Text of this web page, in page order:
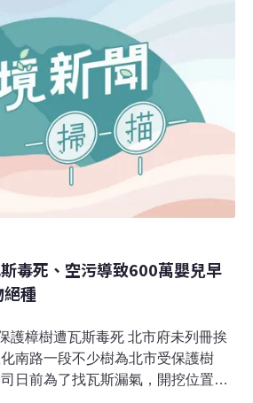
用水需求持平，灌溉用水及公有水
他產業亦持續抽水，使得地下水位
積增加。為因應極端氣候及地層下
溪河槽地下水補注外，縣府也積極
毒死、空污導致600萬嬰兒早
種
護樟樹遭瓦斯毒死 北市府未列冊挨
南路一段不少樹為北市受保護樹
日前為了找瓦斯漏氣，開挖位置傷